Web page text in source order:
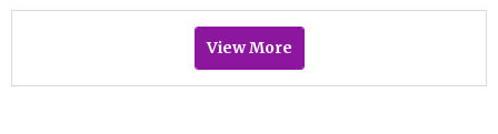
View More